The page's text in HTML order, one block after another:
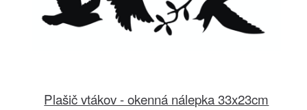
Plašič vtákov - okenná nálepka 33x23cm